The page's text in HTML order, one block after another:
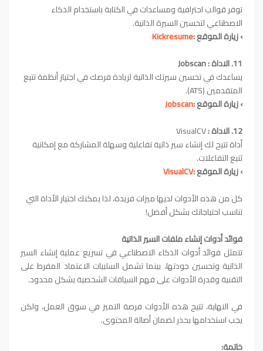
توفر قوالب احترافية ومساعدات في الكتابة باستخدام الذكاء
الاصطناعي لتحسين السيرة الذاتية.
›زيارة الموقع :Kickresume
11. الاداة :
يساعدك في تحسين سيرتك الذاتية لزيادة فرصك في اجتياز أنظمة تتبع
المتقدمين (ATS).
›زيارة الموقع :Jobscan
12. الاداة :
أداة تتيح لك إنشاء سير ذاتية تفاعلية وسهلة المشاركة مع إمكانية
تتبع التفاعلات.
›زيارة الموقع :VisualCV
كل من هذه الأدوات لديها ميزات فريدة، لذا يمكنك اختيار الأداة التي
تناسب احتياجاتك بشكل أفضل!
فوائد أدوات إنشاء ملفات السير الذاتية
تتمثل فوائد أدوات الذكاء الاصطناعي في تسريع عملية إنشاء السير
الذاتية وتحسين جودتها، بينما تشمل السلبيات الاعتماد المفرط على
التقنية وقدرة الأدوات على فهم السياقات الشخصية بشكل محدود.
في النهاية، تتيح هذه الأدوات فرصة التميز في سوق العمل، ولكن
يجب استخدامها بحذر لضمان أصالة المحتوى.
خاتمة: